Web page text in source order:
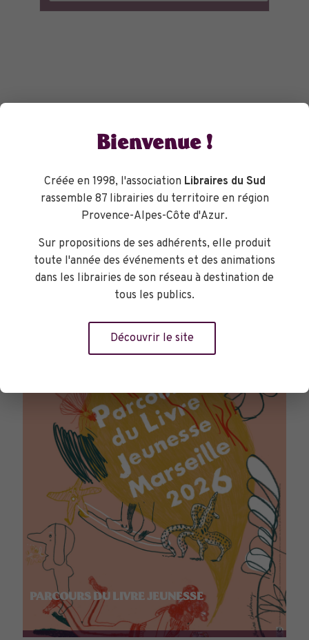
TOURNÉES GÉNÉRALES
PARCOURS DU LIVRE JEUNESSE
Bienvenue !
Créée en 1998, l'association Libraires du Sud
rassemble 87 librairies du territoire en région
Provence-Alpes-Côte d'Azur.
Sur propositions de ses adhérents, elle produit
toute l'année des événements et des animations
dans les librairies de son réseau à destination de
tous les publics.
Découvrir le site